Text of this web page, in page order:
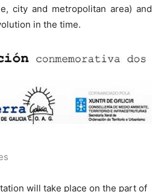
city and metropolitan area) and
in the time.
will take place on the part of